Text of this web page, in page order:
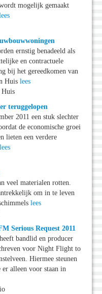
mogelijk gemaakt
ernstig benadeeld als
en contractuele
bij het gereedkomen van
Huis lees
Huis
teruggelopen
2011 een stuk slechter
de economische groei
lieten een verdere
lees
veel materialen rotten.
om in te leven
lees
Serious Request 2011
bandlid en producer
voor Night Flight to
Hiermee steunen
alleen voor staan in